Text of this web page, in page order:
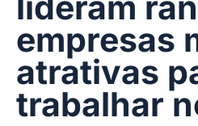
empresas
atrativas
trabalhar